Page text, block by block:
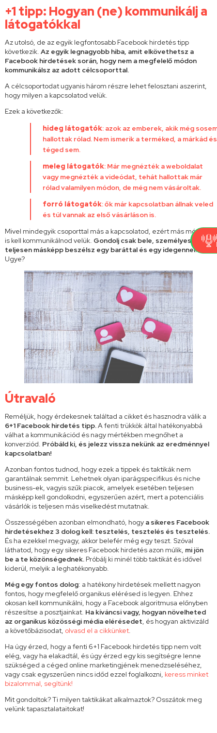
+1 tipp: Hogyan (ne) kommunikálj a
látogatókkal
Az utolsó, de az egyik legfontosabb Facebook hirdetés tipp
következik. Az egyik legnagyobb hiba, amit elkövethetsz a
Facebook hirdetések során, hogy nem a megfelelő módon
kommunikálsz az adott célcsoporttal.
A célcsoportodat ugyanis három részre lehet felosztani aszerint,
hogy milyen a kapcsolatod velük.
Ezek a következők:
hideg látogatók: azok az emberek, akik még
hallottak rólad. Nem ismerik a terméked, a márkád és
téged sem.
meleg látogatók: Már megnézték a weboldalat
vagy megnézték a videódat, tehát hallottak már
rólad valamilyen módon, de még nem vásároltak.
forró látogatók: ők már kapcsolatban állnak veled
és túl vannak az első vásárláson is.
Mivel mindegyik csoporttal más a kapcsolatod, ezért más módon
is kell kommunikálnod velük. Gondolj csak bele, személyesen is
teljesen másképp beszélsz egy baráttal és egy idegennel.
Ugye?
Útravaló
Reméljük, hogy érdekesnek találtad a cikket és hasznodra válik a
6+1 Facebook hirdetés tipp.A fenti trükkök által hatékonyabbá
válhat a kommunikációd és nagy mértékben megnőhet a
konverziód. Próbáld ki, és jelezz vissza nekünk az eredménnyel
kapcsolatban!
Azonban fontos tudnod, hogy ezek a tippek és taktikák nem
garantálnak semmit. Lehetnek olyan iparágspecifikus és niche
business-ek, vagyis szűk piacok, amelyek esetében teljesen
másképp kell gondolkodni, egyszerűen azért, mert a potenciális
vásárlók is teljesen más viselkedést mutatnak.
Összességében azonban elmondható, hogy a sikeres Facebook
hirdetésekhez 3 dolog kell: tesztelés, tesztelés és tesztelés.
És ha ezekkel megvagy, akkor belefér még egy teszt. Szóval
láthatod, hogy egy sikeres Facebook hirdetés azon múlik, mi jön
be a te közönségednek. Próbálj ki minél több taktikát és idővel
kiderül, melyik a leghatékonyabb.
Még egy fontos dolog: a hatékony hirdetések mellett nagyon
fontos, hogy megfelelő organikus elérésed is legyen. Ehhez
okosan kell kommunikálni, hogy a Facebook algoritmusa előnyben
részesítse a posztjainkat. Ha kíváncsi vagy, hogyan növelheted
az organikus közösségi média elérésedet, és hogyan aktivizáld
a követőbázisodat, olvasd el a cikkünket.
Ha úgy érzed, hogy a fenti 6+1 Facebook hirdetés tipp nem volt
elég, vagy ha elakadtál, és úgy érzed egy kis segítségre lenne
szükséged a céged online marketingjének menedzseléséhez,
vagy csak egyszerűen nincs időd ezzel foglalkozni, keress minket
bizalommal, segítünk!
Mit gondoltok? Ti milyen taktikákat alkalmaztok? Osszátok meg
velünk tapasztalataitokat!